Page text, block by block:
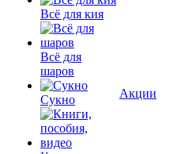
Всё для кия
Всё для
шаров
Сукно Акции